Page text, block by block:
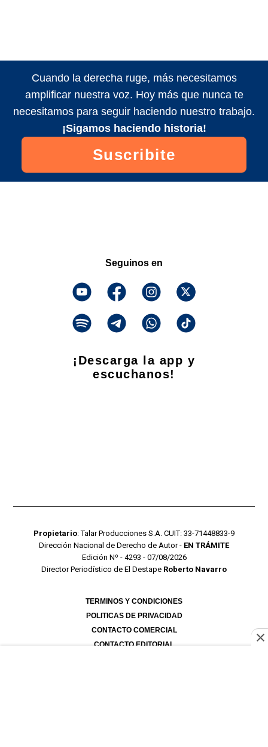
Cuando la derecha ruge, más necesitamos
amplificar nuestra voz. Hoy más que nunca te
necesitamos para seguir haciendo nuestro trabajo.
¡Sigamos haciendo historia!
Suscribite
Seguinos en
¡Descarga la app y
escuchanos!
Propietario: Talar Producciones S.A. CUIT: 33-71448833-9
Dirección Nacional de Derecho de Autor - EN TRÁMITE
Edición Nº - 4293 - 07/08/2026
Director Periodístico de El Destape Roberto Navarro
TERMINOS Y CONDICIONES
POLITICAS DE PRIVACIDAD
CONTACTO COMERCIAL
CONTACTO EDITORIAL